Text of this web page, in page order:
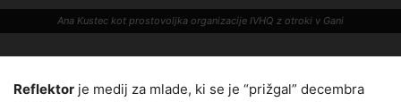
Ana Kustec kot prostovoljka organizacije IVHQ z otroki v Gani
Reflektor je medij za mlade, ki se je “prižgal” decembra